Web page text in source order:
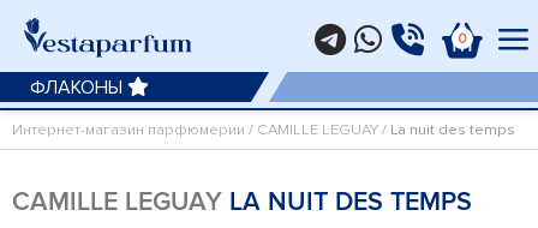
0
ФЛАКОНЫ
Интернет-магазин парфюмерии / CAMILLE LEGUAY/ La nuit des temps
CAMILLE LEGUAY LA NUIT DES TEMPS